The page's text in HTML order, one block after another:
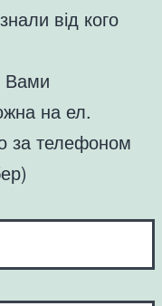
від кого
Вами
на ел.
за телефоном